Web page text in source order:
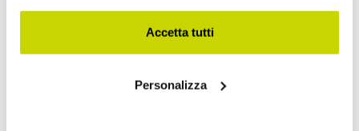
momento dalla Dichiarazione sui cookie o facendo clic
sull'icona di attivazione della privacy.
raccogliere informazioni sulla tua posizione
Accetta tutti
Personalizza
Take advantage of it now!